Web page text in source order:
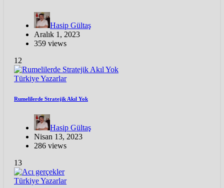
Hasip Gültaş
Aralık 1, 2023
359 views
12
TürkiyeYazarlar
Rumelilerde Stratejik Akıl Yok
Hasip Gültaş
Nisan 13, 2023
286 views
13
TürkiyeYazarlar